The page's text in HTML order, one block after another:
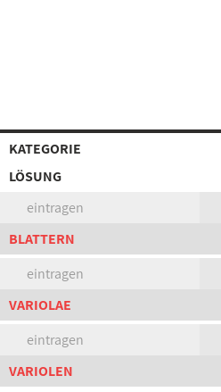
KATEGORIE
LÖSUNG
eintragen
BLATTERN
eintragen
VARIOLAE
eintragen
VARIOLEN